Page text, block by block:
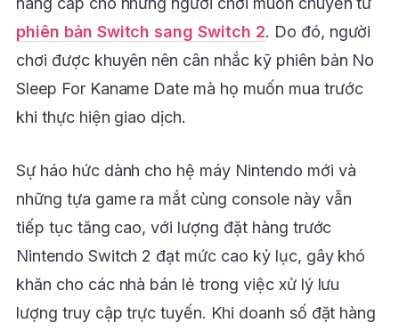
phiên bản Switch sang Switch 2. Do đó, người
chơi được khuyên nên cân nhắc kỹ phiên bản No
Sleep For Kaname Date mà họ muốn mua trước
khi thực hiện giao dịch.
Sự háo hức dành cho hệ máy Nintendo mới và
những tựa game ra mắt cùng console này vẫn
tiếp tục tăng cao, với lượng đặt hàng trước
Nintendo Switch 2 đạt mức cao kỷ lục, gây khó
khăn cho các nhà bán lẻ trong việc xử lý lưu
lượng truy cập trực tuyến. Khi doanh số đặt hàng